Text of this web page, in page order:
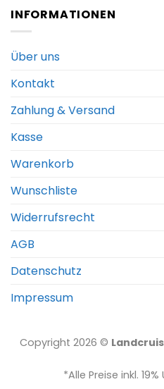
INFORMATIONEN
Über uns
Kontakt
Zahlung & Versand
Kasse
Warenkorb
Wunschliste
Widerrufsrecht
AGB
Datenschutz
Impressum
Copyright 2026 ©
*Alle Preise inkl.